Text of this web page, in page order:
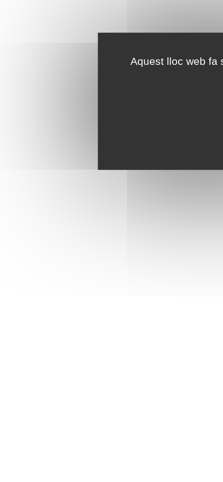
Aquest lloc web fa